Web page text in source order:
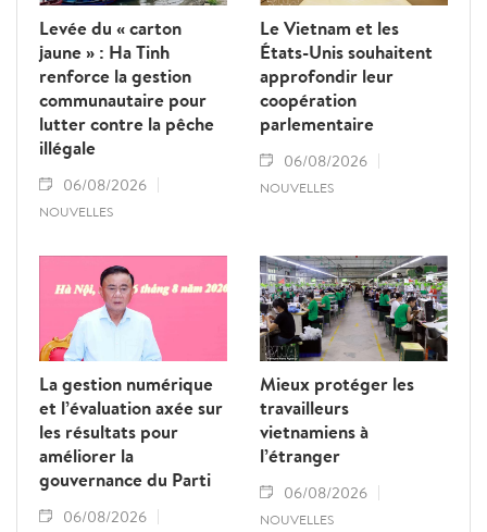
Levée du « carton
jaune » : Ha Tinh
renforce la gestion
communautaire pour
lutter contre la pêche
illégale
06/08/2026
NOUVELLES
Le Vietnam et les
États-Unis souhaitent
approfondir leur
coopération
parlementaire
06/08/2026
NOUVELLES
La gestion numérique
et l’évaluation axée sur
les résultats pour
améliorer la
gouvernance du Parti
06/08/2026
Mieux protéger les
travailleurs
vietnamiens à
l’étranger
06/08/2026
NOUVELLES